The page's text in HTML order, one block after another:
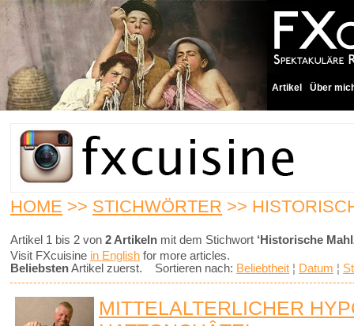
Artikel Über
HOME >> STICHWÖRTER >>
Artikel 1 bis 2 von 2 Artikeln mit dem Stichwort ‘Historische
Visit FXcuisine in English for more articles.
BeliebstenArtikel zuerst. Sortieren nach: Beliebtheit ¦ Datum ¦
MITTELALTERLICHER